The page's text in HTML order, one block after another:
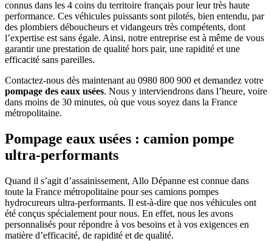
connus dans les 4 coins du territoire français pour leur très haute
performance. Ces véhicules puissants sont pilotés, bien entendu, par
des plombiers déboucheurs et vidangeurs très compétents, dont
l’expertise est sans égale. Ainsi, notre entreprise est à même de vous
garantir une prestation de qualité hors pair, une rapidité et une
efficacité sans pareilles.
Contactez-nous dès maintenant au 0980 800 900 et demandez votre
pompage des eaux usées. Nous y interviendrons dans l’heure, voire
dans moins de 30 minutes, où que vous soyez dans la France
métropolitaine.
Pompage eaux usées : camion pompe
ultra-performants
Quand il s’agit d’assainissement, Allo Dépanne est connue dans
toute la France métropolitaine pour ses camions pompes
hydrocureurs ultra-performants. Il est-à-dire que nos véhicules ont
été conçus spécialement pour nous. En effet, nous les avons
personnalisés pour répondre à vos besoins et à vos exigences en
matière d’efficacité, de rapidité et de qualité.